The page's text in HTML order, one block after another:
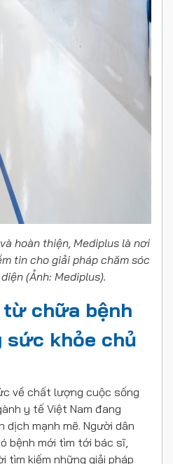
hoàn thiện, Mediplus là nơi
tin cho giải pháp chăm sóc
(Ảnh: Mediplus).
chữa bệnh
sức khỏe chủ
về chất lượng cuộc sống
y tế Việt Nam đang
mạnh mẽ. Người dân
bệnh mới tìm tới bác sĩ,
tìm kiếm những giải pháp